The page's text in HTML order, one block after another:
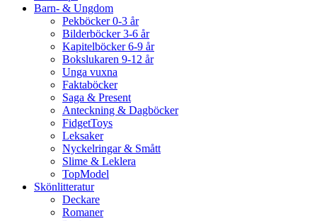
Barn- & Ungdom
Pekböcker 0-3 år
Bilderböcker 3-6 år
Kapitelböcker 6-9 år
Bokslukaren 9-12 år
Unga vuxna
Faktaböcker
Saga & Present
Anteckning & Dagböcker
FidgetToys
Leksaker
Nyckelringar & Smått
Slime & Leklera
TopModel
Skönlitteratur
Deckare
Romaner